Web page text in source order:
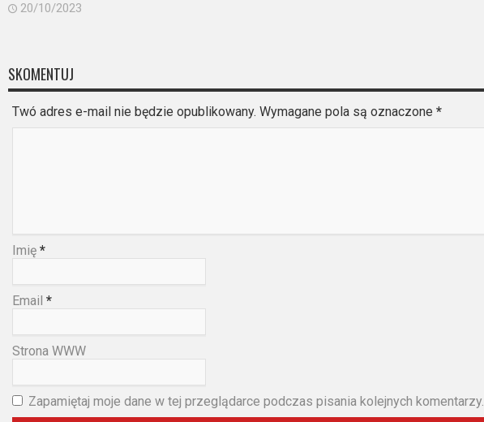
20/10/2023
SKOMENTUJ
Twó adres e-mail nie będzie opublikowany. Wymagane pola są oznaczone *
Imię *
Email *
Strona WWW
Zapamiętaj moje dane w tej przeglądarce podczas pisania kolejnych komentarzy.